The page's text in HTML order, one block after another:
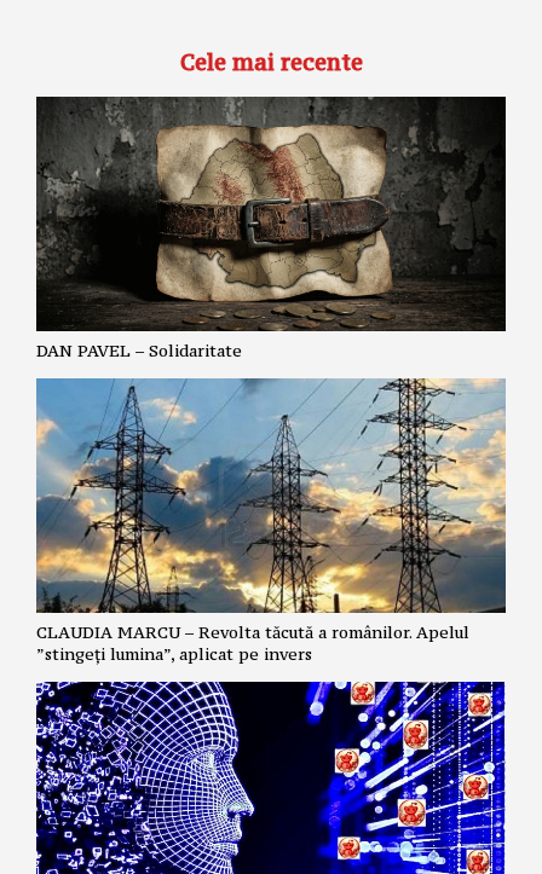
Cele mai recente
DAN PAVEL – Solidaritate
CLAUDIA MARCU – Revolta tăcută a românilor. Apelul
”stingeți lumina”, aplicat pe invers